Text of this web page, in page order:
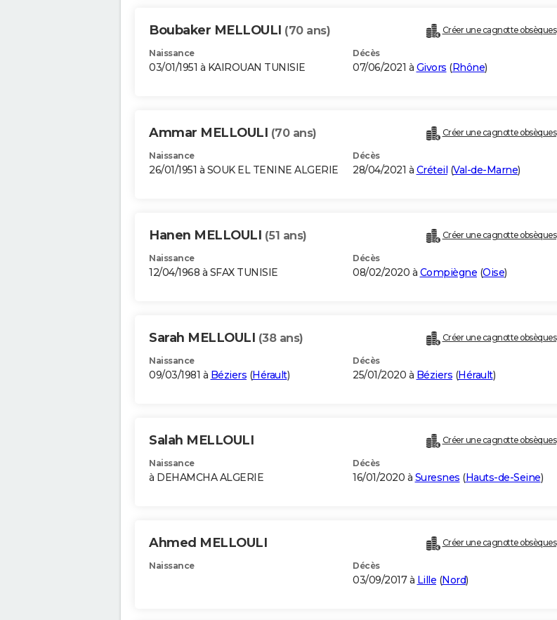
Boubaker MELLOULI (70 ans) Créer une cagnotte obsèques
Naissance
03/01/1951 à KAIROUAN TUNISIE
Décès
07/06/2021 à Givors (Rhône)
Ammar MELLOULI (70 ans) Créer une cagnotte obsèques
Naissance
26/01/1951 à SOUK EL TENINE ALGERIE
Décès
28/04/2021 à Créteil (Val-de-Marne)
Hanen MELLOULI (51 ans) Créer une cagnotte obsèques
Naissance
12/04/1968 à SFAX TUNISIE
Décès
08/02/2020 à Compiègne (Oise)
Sarah MELLOULI (38 ans) Créer une cagnotte obsèques
Naissance
09/03/1981 à Béziers (Hérault)
Décès
25/01/2020 à Béziers (Hérault)
Salah MELLOULI Créer une cagnotte obsèques
Naissance
à DEHAMCHA ALGERIE
Décès
16/01/2020 à Suresnes (Hauts-de-Seine)
Ahmed MELLOULI Créer une cagnotte obsèques
Naissance Décès
03/09/2017 à Lille (Nord)